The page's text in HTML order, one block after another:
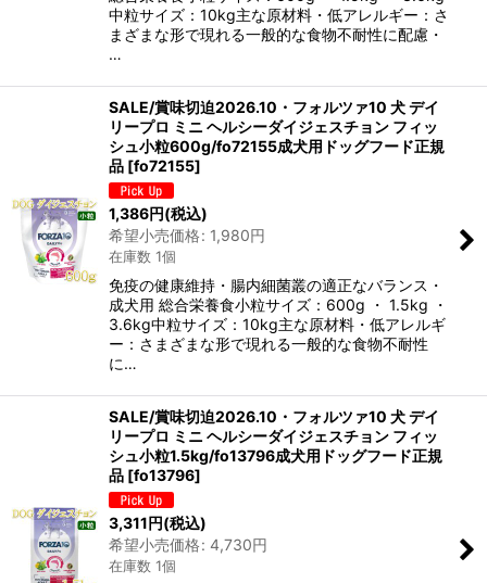
中粒サイズ：10kg主な原材料・低アレルギー：さ
まざまな形で現れる一般的な食物不耐性に配慮・
…
SALE/賞味切迫2026.10・フォルツァ10 犬 デイ
リープロ ミニ ヘルシーダイジェスチョン フィッ
シュ小粒600g/fo72155成犬用ドッグフード正規
品 [fo72155]
1,386円(税込)
希望小売価格: 1,980円
在庫数 1個
免疫の健康維持・腸内細菌叢の適正なバランス・
成犬用 総合栄養食小粒サイズ：600g ・ 1.5kg ・
3.6kg中粒サイズ：10kg主な原材料・低アレルギ
ー：さまざまな形で現れる一般的な食物不耐性
に…
SALE/賞味切迫2026.10・フォルツァ10 犬 デイ
リープロ ミニ ヘルシーダイジェスチョン フィッ
シュ小粒1.5kg/fo13796成犬用ドッグフード正規
品 [fo13796]
3,311円(税込)
希望小売価格: 4,730円
在庫数 1個